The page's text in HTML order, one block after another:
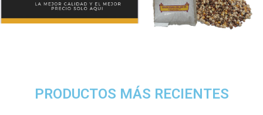
PRODUCTOS MÁS RECIENTES